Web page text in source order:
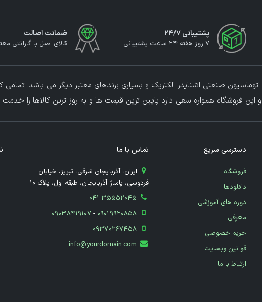
پشتیبانی ۲۴/۷
7 روز هفته 24 ساعت پشتیبانی
ضمانت اصالت
کالای اصل با گارانتی
صنعتی اشنایدر الکتریک و بسیاری برندهای معتبر دیگر می باشد. تمامی
این فروشگاه همواره سعی دارد پایین ترین قیمت ها و به روز ترین کالاها را خدمت
دسترسی سریع
فروشگاه
دانلودها
دوره های آموزشی
معرفی
حریم خصوصی
قوانین وبسایت
ارتباط با ما
تماس با ما
​ ایران، آذربایجان شرقی، تبریز، خیابان
فردوسی، پاساژ آذربایجان، طبقه اول، پلاک 10
041-35552045
09038419107-09019920858
09370267458
info@yourdomain.com